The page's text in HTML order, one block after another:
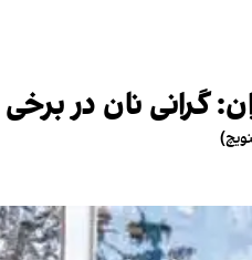
گرانی نان در